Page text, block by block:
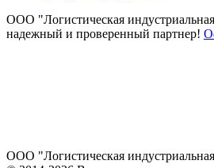
ООО "Логистическая
надежный и проверенный партнер!
ООО "Логистическая